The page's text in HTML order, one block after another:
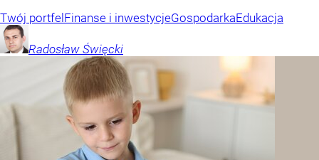
Twój portfel Finanse i inwestycjeGospodarkaEdukacja
Radosław Święcki